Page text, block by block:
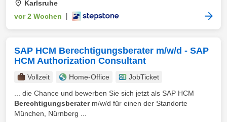
Karlsruhe
vor 2 Wochen
SAP HCM Berechtigungsberater m/w/d - SAP
HCM Authorization Consultant
Vollzeit Home-Office
JobTicket
... die Chance und bewerben Sie sich jetzt als SAP HCM
Berechtigungsberaterm/w/d für einen der Standorte
München, Nürnberg ...